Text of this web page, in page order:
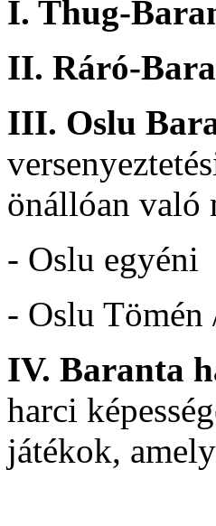
I. Thug-
II. Ráró-
III. Oslu
önállóan való
- Oslu egyéni
- Oslu Tömén
IV. Baranta
harci
játékok,